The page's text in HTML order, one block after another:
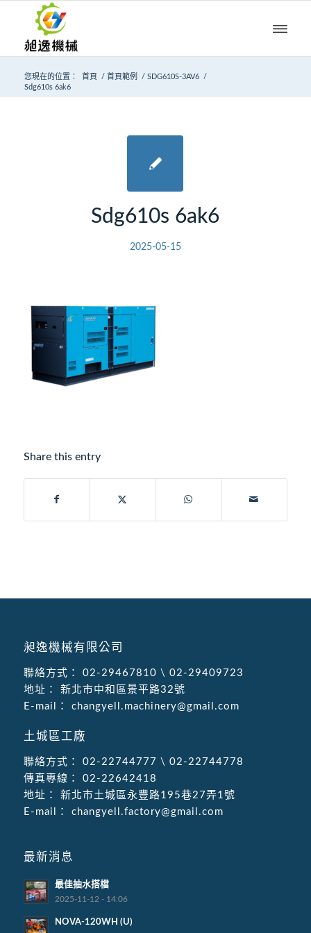
您現在的位置： 首頁 / 首頁範例 / SDG610S-3AV6
/
Sdg610s 6ak6
Sdg610s 6ak6
2025-05-15
Share this entry
昶逸機械有限公司
聯絡方式： 02-29467810 \ 02-29409723
地址：
新北市中和區景平路32號
E-mail：
changyell.machinery@gmail.com
土城區工廠
聯絡方式： 02-22744777 \ 02-22744778
傳真專線：
02-22642418
地址：
新北市土城區永豐路195巷27弄1號
E-mail：
changyell.factory@gmail.com
最新消息
最佳抽水搭檔
2025-11-12 - 14:06
NOVA-120WH (U)